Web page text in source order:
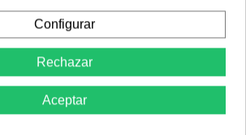
Configurar
Rechazar
Aceptar